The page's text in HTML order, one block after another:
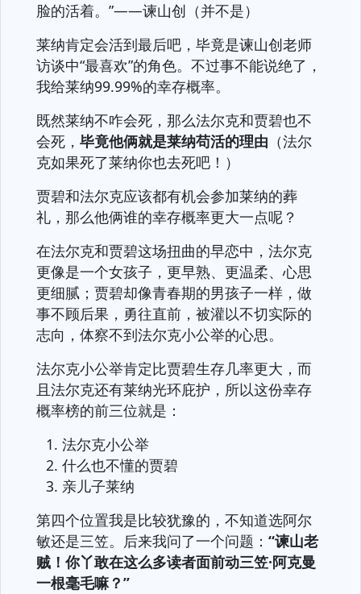
脸的活着。”——谏山创（并不是）
莱纳肯定会活到最后吧，毕竟是谏山创老师
访谈中“最喜欢”的角色。不过事不能说绝了，
我给莱纳99.99%的幸存概率。
既然莱纳不咋会死，那么法尔克和贾碧也不
会死， 毕竟他俩就是莱纳苟活的理由 （法尔
克如果死了莱纳你也去死吧！）
贾碧和法尔克应该都有机会参加莱纳的葬
礼，那么他俩谁的幸存概率更大一点呢？
在法尔克和贾碧这场扭曲的早恋中，法尔克
更像是一个女孩子，更早熟、更温柔、心思
更细腻；贾碧却像青春期的男孩子一样，做
事不顾后果，勇往直前，被灌以不切实际的
志向，体察不到法尔克小公举的心思。
法尔克小公举肯定比贾碧生存几率更大，而
且法尔克还有莱纳光环庇护，所以这份幸存
概率榜的前三位就是：
法尔克小公举
什么也不懂的贾碧
亲儿子莱纳
第四个位置我是比较犹豫的，不知道选阿尔
敏还是三笠。后来我问了一个问题： “谏山老
贼！你丫敢在这么多读者面前动三笠·阿克曼
一根毫毛嘛？”